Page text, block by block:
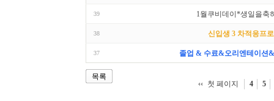
39 1월쿠비데이*생일을축
38 신입생 3 차적응프
37 졸업 & 수료&오리엔테이션
목록
첫 페이지
4 5